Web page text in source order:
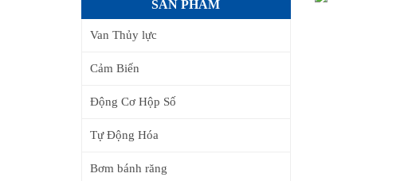
SẢN PHẨM
Van Thủy lực
Cảm Biến
Động Cơ Hộp Số
Tự Động Hóa
Bơm bánh răng